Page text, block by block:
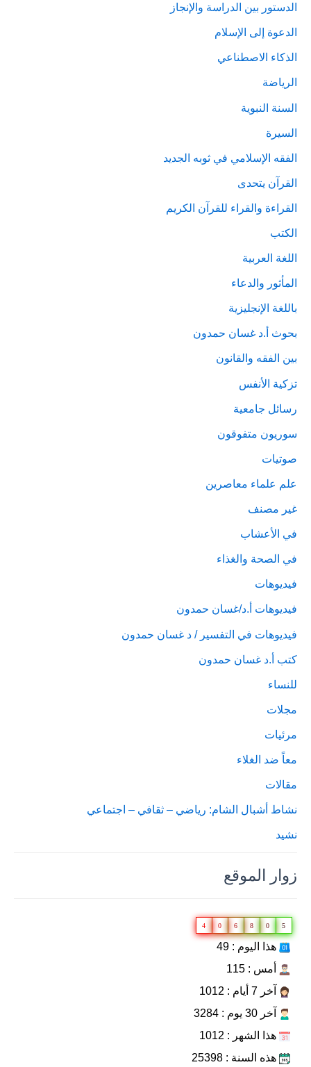
الدستور بين الدراسة والإنجاز
الدعوة إلى الإسلام
الذكاء الاصطناعي
الرياضة
السنة النبوية
السيرة
الفقه الإسلامي في ثوبه الجديد
القرآن يتحدى
القراءة والقراء للقرآن الكريم
الكتب
اللغة العربية
المأثور والدعاء
باللغة الإنجليزية
بحوث أ.د غسان حمدون
بين الفقه والقانون
تزكية الأنفس
رسائل جامعية
سوريون متفوقون
صوتيات
علم علماء معاصرين
غير مصنف
في الأعشاب
في الصحة والغذاء
فيديوهات
فيديوهات أ.د/غسان حمدون
فيديوهات في التفسير / د غسان حمدون
كتب أ.د غسان حمدون
للنساء
مجلات
مرئيات
معاً ضد الغلاء
مقالات
نشاط أشبال الشام: رياضي – ثقافي – اجتماعي
نشيد
زوار الموقع
4 0 6 8 0 5
هذا اليوم : 49
أمس : 115
آخر 7 أيام : 1012
آخر 30 يوم : 3284
هذا الشهر : 1012
هذه السنة : 25398